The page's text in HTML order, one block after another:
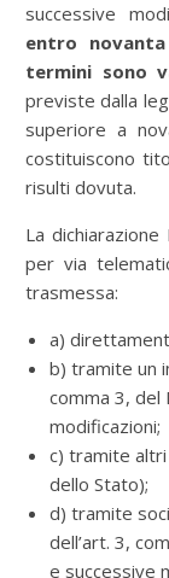
successive
entro
termini sono
previste dalla
superiore a
costituiscono
risulti dovuta.
La
per via
trasmessa:
a)
b) tramite un
comma 3, del
modificazioni;
c) tramite
dello Stato);
d) tramite
dell’art. 3,
e successive